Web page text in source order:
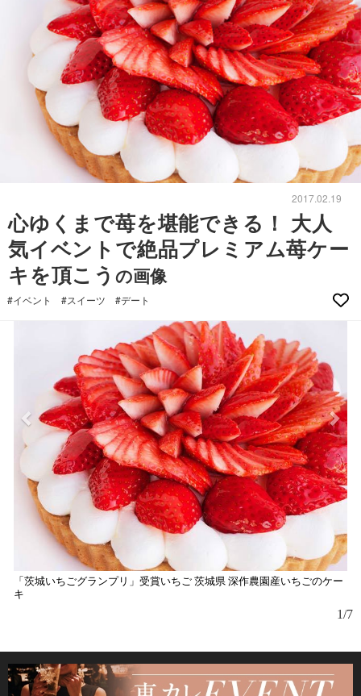
2017.02.19
心ゆくまで苺を堪能できる！ 大人
気イベントで絶品プレミアム苺ケー
キを頂こう の画像
#イベント #スイーツ #デート
「茨城いちごグランプリ」受賞いちご 茨城県 深作農園産いちごのケー
キ
1/7